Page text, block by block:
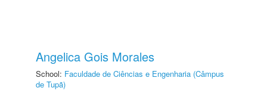
Angelica Gois Morales
School: Faculdade de Ciências e Engenharia (Câmpus
de Tupã)